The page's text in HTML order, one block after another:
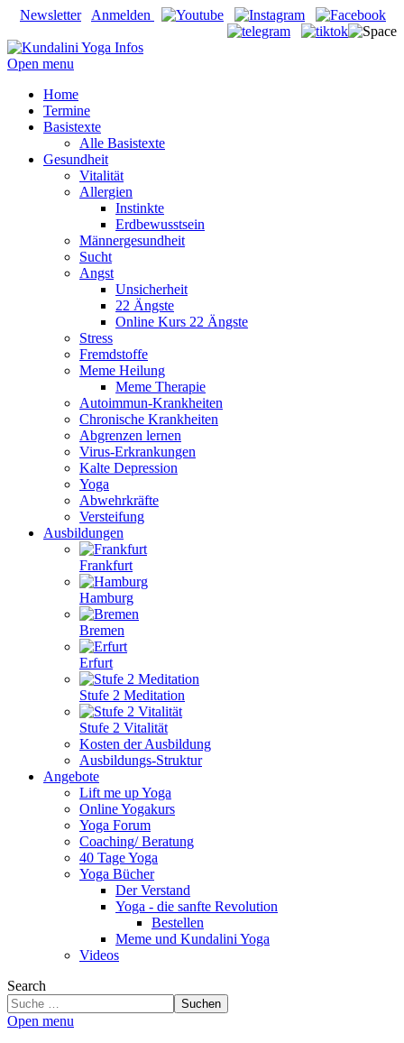
Newsletter Anmelden
Open menu
Home
Termine
Basistexte
Alle Basistexte
Gesundheit
Vitalität
Allergien
Instinkte
Erdbewusstsein
Männergesundheit
Sucht
Angst
Unsicherheit
22 Ängste
Online Kurs 22 Ängste
Stress
Fremdstoffe
Meme Heilung
Meme Therapie
Autoimmun-Krankheiten
Chronische Krankheiten
Abgrenzen lernen
Virus-Erkrankungen
Kalte Depression
Yoga
Abwehrkräfte
Versteifung
Ausbildungen
Frankfurt
Hamburg
Bremen
Erfurt
Stufe 2 Meditation
Stufe 2 Vitalität
Kosten der Ausbildung
Ausbildungs-Struktur
Angebote
Lift me up Yoga
Online Yogakurs
Yoga Forum
Coaching/ Beratung
40 Tage Yoga
Yoga Bücher
Der Verstand
Yoga - die sanfte Revolution
Bestellen
Meme und Kundalini Yoga
Videos
Search
Suchen
Open menu